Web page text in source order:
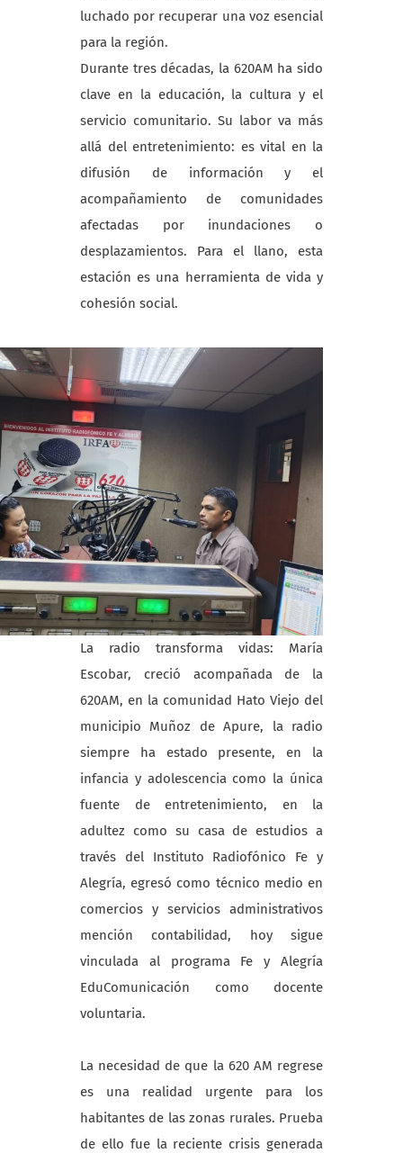
luchado por recuperar una voz esencial
para la región.
Durante tres décadas, la 620AM ha sido
clave en la educación, la cultura y el
servicio comunitario. Su labor va más
allá del entretenimiento: es vital en la
difusión de información y el
acompañamiento de comunidades
afectadas por inundaciones o
desplazamientos. Para el llano, esta
estación es una herramienta de vida y
cohesión social.
La radio transforma vidas: María
Escobar, creció acompañada de la
620AM, en la comunidad Hato Viejo del
municipio Muñoz de Apure, la radio
siempre ha estado presente, en la
infancia y adolescencia como la única
fuente de entretenimiento, en la
adultez como su casa de estudios a
través del Instituto Radiofónico Fe y
Alegría, egresó como técnico medio en
comercios y servicios administrativos
mención contabilidad, hoy sigue
vinculada al programa Fe y Alegría
EduComunicación como docente
voluntaria.
La necesidad de que la 620 AM regrese
es una realidad urgente para los
habitantes de las zonas rurales. Prueba
de ello fue la reciente crisis generada